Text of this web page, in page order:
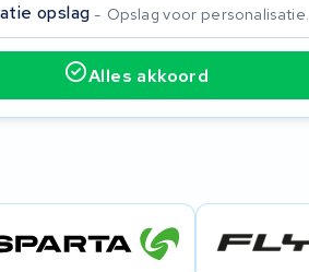
opslag Opslag voor personalisatie.
Alles akkoord
te zoeken